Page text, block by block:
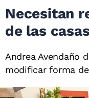
Necesitan
de las
Andrea Avendaño
modificar forma